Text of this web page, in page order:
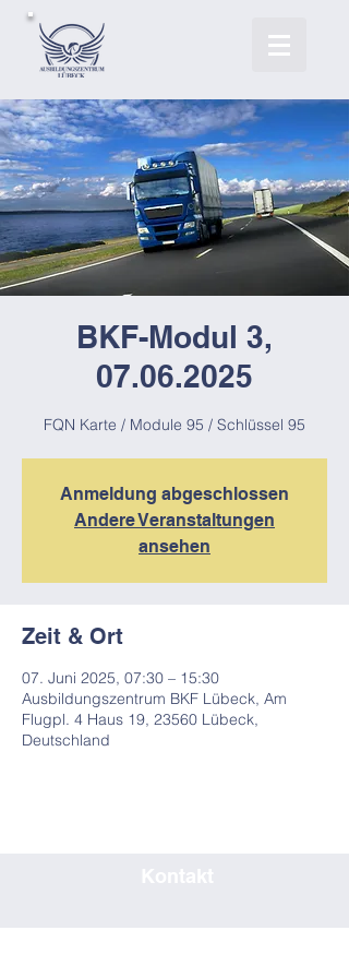
BKF-Modul 3,
07.06.2025
FQN Karte / Module 95 / Schlüssel 95
Anmeldung abgeschlossen
Andere Veranstaltungen
ansehen
Zeit & Ort
07. Juni 2025, 07:30 – 15:30
Ausbildungszentrum BKF Lübeck, Am
Flugpl. 4 Haus 19, 23560 Lübeck,
Deutschland